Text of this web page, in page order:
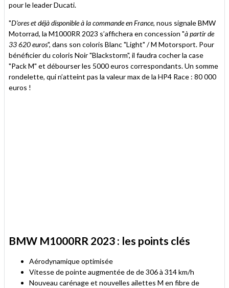
pour le leader Ducati.
"D’ores et déjà disponible à la commande en France, nous signale BMW
Motorrad, la M1000RR 2023 s’affichera en concession "à partir de
33 620 euros", dans son coloris Blanc "Light" / M Motorsport. Pour
bénéficier du coloris Noir "Blackstorm", il faudra cocher la case
"Pack M" et débourser les 5000 euros correspondants. Un somme
rondelette, qui n’atteint pas la valeur max de la HP4 Race : 80 000
euros !
BMW M1000RR 2023 : les points clés
Aérodynamique optimisée
Vitesse de pointe augmentée de de 306 à 314 km/h
Nouveau carénage et nouvelles ailettes M en fibre de